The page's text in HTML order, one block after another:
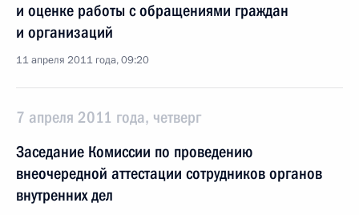
и оценке работы с обращениями граждан
и организаций
11 апреля 2011 года, 09:20
7 апреля 2011 года, четверг
Заседание Комиссии по проведению
внеочередной аттестации сотрудников органов
внутренних дел